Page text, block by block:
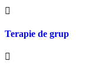
Terapie de grup